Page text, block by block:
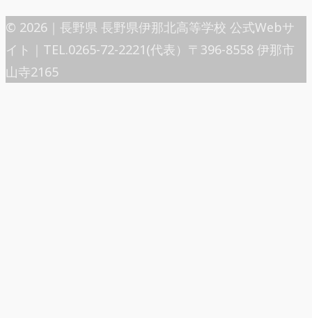
© 2026｜長野県 長野県伊那北高等学校 公式Webサ
イト｜TEL.0265-72-2221(代表）〒396-8558 伊那市
山寺2165